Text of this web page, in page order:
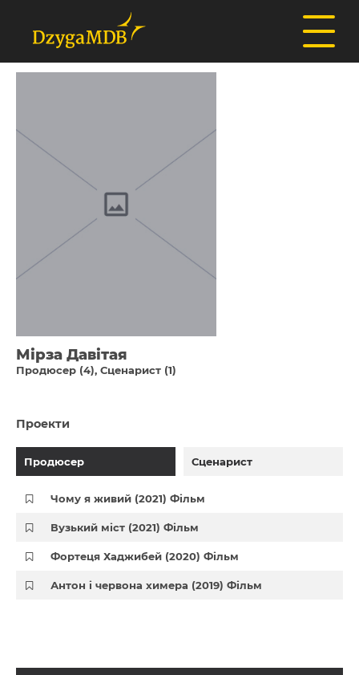
Мірза Давітая
Продюсер (4) Сценарист (1)
Проекти
Продюсер Сценарист
Чому я живий (2021) Фільм
Вузький міст (2021) Фільм
Фортеця Хаджибей (2020) Фільм
Антон і червона химера (2019) Фільм